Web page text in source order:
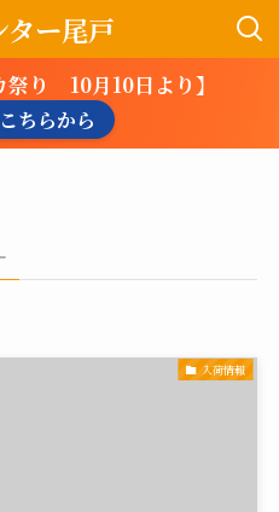
ー尾戸
祭り 10月10日より】
ちらから
入荷情報